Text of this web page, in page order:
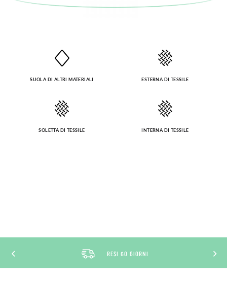
SUOLA DI ALTRI MATERIALI ESTERNA DI TESSILE
SOLETTA DI TESSILE INTERNA DI TESSILE
RESI 60 GIORNI